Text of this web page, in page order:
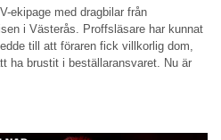
ekipage med dragbilar från
i Västerås. Proffsläsare har kunnat
till att föraren fick villkorlig dom,
ha brustit i beställaransvaret. Nu är